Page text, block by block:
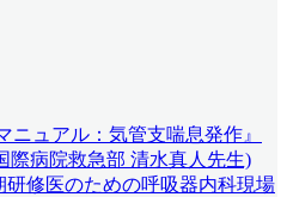
ニュアル：気管支喘息発作』
際病院救急部 清水真人先生)
修医のための呼吸器内科現場